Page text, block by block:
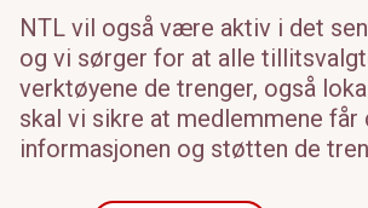
NTL vil også være aktiv i det
og vi sørger for at alle
verktøyene de trenger, også
skal vi sikre at medlemmene får
informasjonen og støtten de